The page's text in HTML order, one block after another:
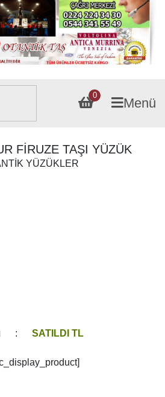
0
Menü
FİRUZE TAŞI YÜZÜK
YÜZÜKLER
: SATILDI TL